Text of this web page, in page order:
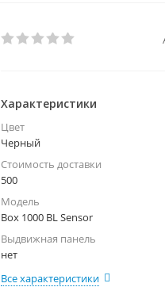
Характеристики
Цвет
Черный
Стоимость доставки
500
Модель
Box 1000 BL Sensor
Выдвижная панель
нет
Все характеристики